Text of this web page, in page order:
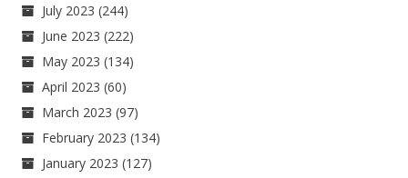
July 2023 (244)
June 2023 (222)
May 2023 (134)
April 2023 (60)
March 2023 (97)
February 2023 (134)
January 2023 (127)